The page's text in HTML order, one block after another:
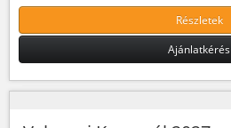
Részletek
Ajánlatkérés